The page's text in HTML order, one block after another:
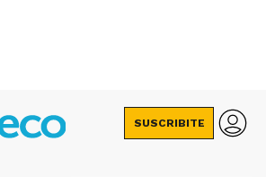
SUSCRIBITE